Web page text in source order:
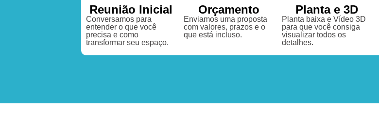
Reunião Inicial
Conversamos para
entender o que você
precisa e como
transformar seu espaço.
Orçamento
Enviamos uma proposta
com valores, prazos e o
que está incluso.
Planta e 3D
Planta baixa e Vídeo 3D
para que você consiga
visualizar todos os
detalhes.